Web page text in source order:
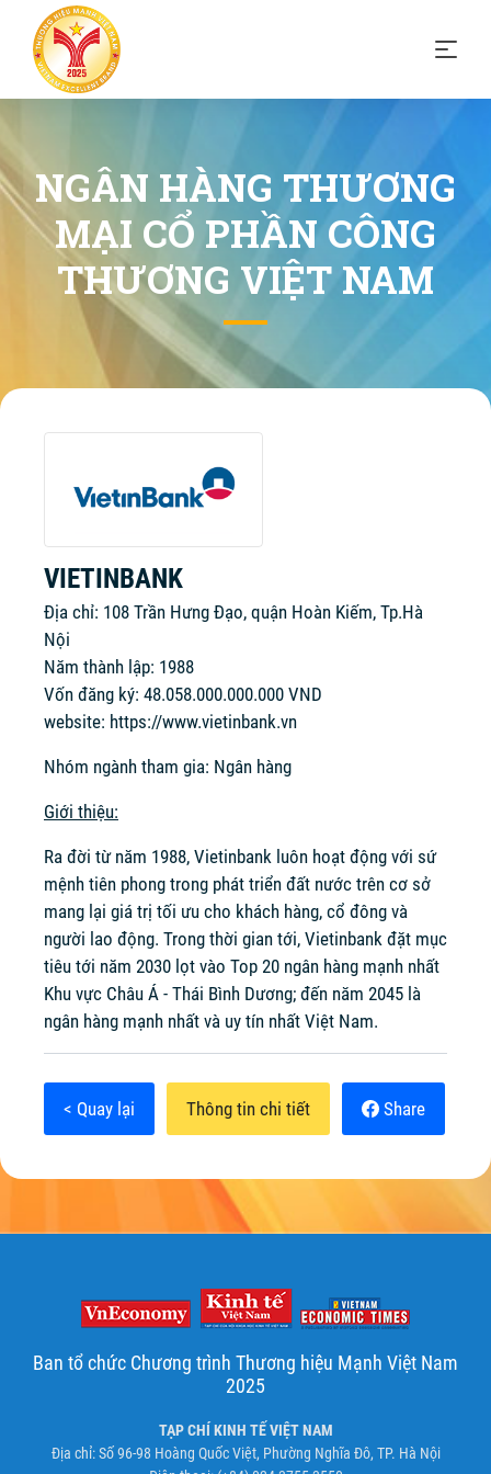
NGÂN HÀNG THƯƠNG
MẠI CỔ PHẦN CÔNG
THƯƠNG VIỆT NAM
VIETINBANK
Địa chỉ: 108 Trần Hưng Đạo, quận Hoàn Kiếm, Tp.Hà
Nội
Năm thành lập: 1988
Vốn đăng ký: 48.058.000.000.000 VND
website: https://www.vietinbank.vn
Nhóm ngành tham gia: Ngân hàng
Giới thiệu:
Ra đời từ năm 1988, Vietinbank luôn hoạt động với sứ
mệnh tiên phong trong phát triển đất nước trên cơ sở
mang lại giá trị tối ưu cho khách hàng, cổ đông và
người lao động. Trong thời gian tới, Vietinbank đặt mục
tiêu tới năm 2030 lọt vào Top 20 ngân hàng mạnh nhất
Khu vực Châu Á - Thái Bình Dương; đến năm 2045 là
ngân hàng mạnh nhất và uy tín nhất Việt Nam.
< Quay lại Thông tin chi tiết Share
Ban tổ chức Chương trình Thương hiệu Mạnh Việt Nam
2025
TẠP CHÍ KINH TẾ VIỆT NAM
Địa chỉ: Số 96-98 Hoàng Quốc Việt, Phường Nghĩa Đô, TP. Hà Nội